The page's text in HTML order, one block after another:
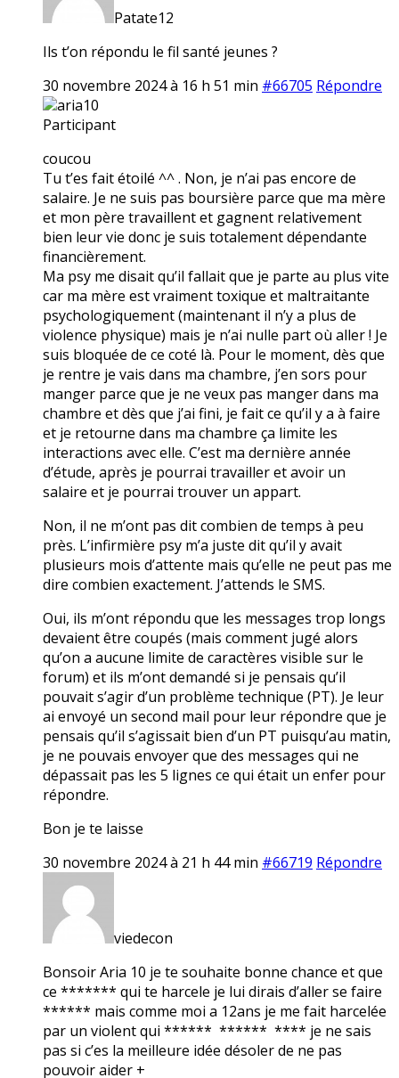
Patate12
Ils t’on répondu le fil santé jeunes ?
30 novembre 2024 à 16 h 51 min #66705 Répondre
aria10
Participant
coucou
Tu t’es fait étoilé ^^ . Non, je n’ai pas encore de
salaire. Je ne suis pas boursière parce que ma mère
et mon père travaillent et gagnent relativement
bien leur vie donc je suis totalement dépendante
financièrement.
Ma psy me disait qu’il fallait que je parte au plus vite
car ma mère est vraiment toxique et maltraitante
psychologiquement (maintenant il n’y a plus de
violence physique) mais je n’ai nulle part où aller ! Je
suis bloquée de ce coté là. Pour le moment, dès que
je rentre je vais dans ma chambre, j’en sors pour
manger parce que je ne veux pas manger dans ma
chambre et dès que j’ai fini, je fait ce qu’il y a à faire
et je retourne dans ma chambre ça limite les
interactions avec elle. C’est ma dernière année
d’étude, après je pourrai travailler et avoir un
salaire et je pourrai trouver un appart.
Non, il ne m’ont pas dit combien de temps à peu
près. L’infirmière psy m’a juste dit qu’il y avait
plusieurs mois d’attente mais qu’elle ne peut pas me
dire combien exactement. J’attends le SMS.
Oui, ils m’ont répondu que les messages trop longs
devaient être coupés (mais comment jugé alors
qu’on a aucune limite de caractères visible sur le
forum) et ils m’ont demandé si je pensais qu’il
pouvait s’agir d’un problème technique (PT). Je leur
ai envoyé un second mail pour leur répondre que je
pensais qu’il s’agissait bien d’un PT puisqu’au matin,
je ne pouvais envoyer que des messages qui ne
dépassait pas les 5 lignes ce qui était un enfer pour
répondre.
Bon je te laisse
30 novembre 2024 à 21 h 44 min #66719 Répondre
viedecon
Bonsoir Aria 10 je te souhaite bonne chance et que
ce ******* qui te harcele je lui dirais d’aller se faire
****** mais comme moi a 12ans je me fait harcelée
par un violent qui ****** ****** **** je ne sais
pas si c’es la meilleure idée désoler de ne pas
pouvoir aider +